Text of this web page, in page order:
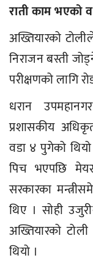
राती काम भएको
अख्तियारको
निराजन बस्ती
परीक्षणको लागि
धरान
प्रशासकीय
वडा ४ पुगेको
पिच भएपछि
सरकारका
थिए । सोही
अख्तियारको
थियो ।